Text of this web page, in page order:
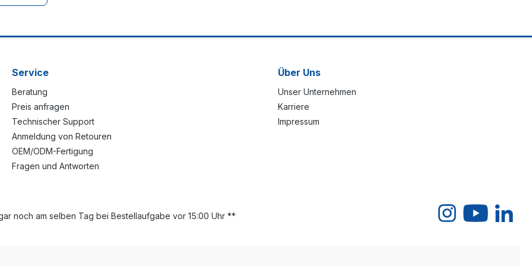
anderen
4MC-H
für
4-
Service
Beratung
Preis anfragen
Technischer Support
Anmeldung von Retouren
OEM/ODM-Fertigung
Fragen und Antworten
Über Uns
Unser Unternehmen
Karriere
Impressum
noch am selben Tag bei Bestellaufgabe vor 15:00 Uhr **